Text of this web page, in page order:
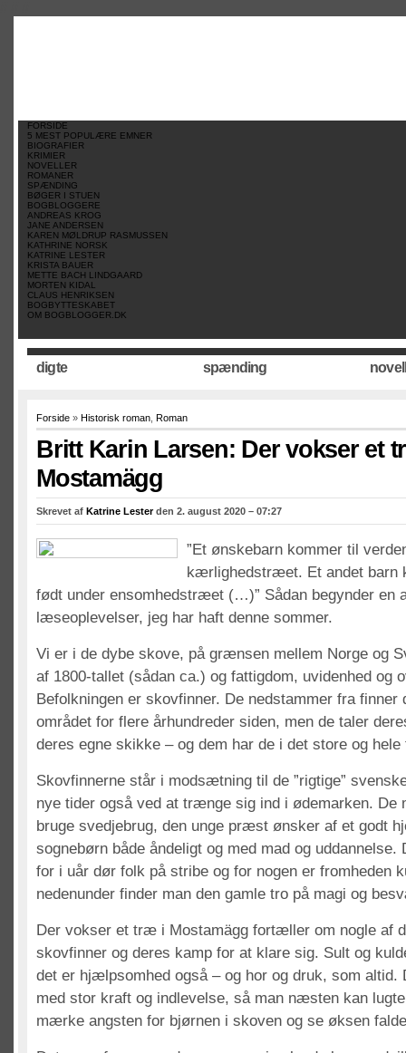
FORSIDE
5 MEST POPULÆRE EMNER
BIOGRAFIER
KRIMIER
NOVELLER
ROMANER
SPÆNDING
BØGER I STUEN
BOGBLOGGERE
ANDREAS KROG
JANE ANDERSEN
KAREN MØLDRUP RASMUSSEN
KATHRINE NORSK
KATRINE LESTER
KRISTA BAUER
METTE BACH LINDGAARD
MORTEN KIDAL
CLAUS HENRIKSEN
BOGBYTTESKABET
OM BOGBLOGGER.DK
digte spænding
Forside » Historisk roman Roman
Britt Karin Larsen: Der vokser et
Mostamägg
Skrevet af Katrine Lesterden 2. august 2020 – 07:27
”Et ønskebarn kommer til
kærlighedstræet. Et andet barn
født under ensomhedstræet (…)” Sådan begynder en
læseoplevelser, jeg har haft denne sommer.
Vi er i de dybe skove, på grænsen mellem Norge og
af 1800-tallet (sådan ca.) og fattigdom, uvidenhed og
Befolkningen er skovfinner. De nedstammer fra finner
området for flere århundreder siden, men de taler
deres egne skikke – og dem har de i det store og
Skovfinnerne står i modsætning til de ”rigtige”
nye tider også ved at trænge sig ind i ødemarken. De
bruge svedjebrug, den unge præst ønsker af et godt
sognebørn både åndeligt og med mad og
for i uår dør folk på stribe og for nogen er fromheden
nedenunder finder man den gamle tro på magi og
Der vokser et træ i Mostamägg fortæller om nogle af
skovfinner og deres kamp for at klare sig. Sult og
det er hjælpsomhed også – og hor og druk, som altid.
med stor kraft og indlevelse, så man næsten kan
mærke angsten for bjørnen i skoven og se øksen